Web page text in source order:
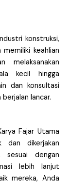
konstruksi,
keahlian
melaksanakan
kecil hingga
dan konsultasi
lancar.
Fajar Utama
dan dikerjakan
sesuai dengan
lebih lanjut
mereka, Anda